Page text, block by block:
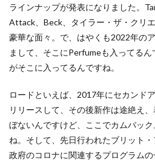
ラインナップが発表になりました。
Attack、Beck、タイラー・ザ・クリ
豪華な面々。で、はやくも2022年の
まして、そこにPerfumeも入ってる
がそこに入ってるんですね。
ロードといえば、2017年にセカンド
リリースして、その後新作は途絶え
ぼないんですけど、ここでカムバッ
ね。そして、先日行われたブリット
政府のコロナに関連するプログラム